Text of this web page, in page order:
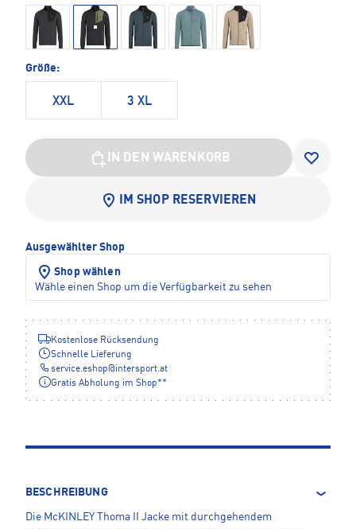
Größe:
XXL 3 XL
IN DEN WARENKORB
IM SHOP RESERVIEREN
Ausgewählter Shop
Shop wählen
Wähle einen Shop um die Verfügbarkeit zu sehen
Kostenlose Rücksendung
Schnelle Lieferung
service.eshop@intersport.at
Gratis Abholung im Shop**
BESCHREIBUNG
Die McKINLEY Thoma II Jacke mit durchgehendem